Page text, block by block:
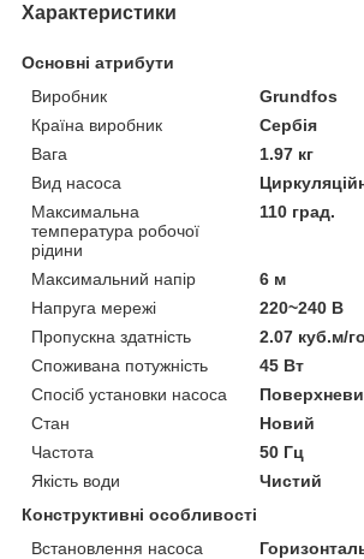
Характеристики
Основні атрибути
Виробник
Grundfos
Країна виробник
Сербія
Вага
1.97 кг
Вид насоса
Максимальна
температура робочої
рідини
110 град.
Максимальний напір
6 м
Напруга мережі
220~240 В
Пропускна здатність
2.07 куб.м/
Споживана потужність
45 Вт
Спосіб установки насоса
Стан
Новий
Частота
50 Гц
Якість води
Чистий
Конструктивні особливості
Встановлення насоса